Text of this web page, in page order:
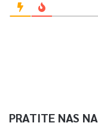
PRATITE NAS NA